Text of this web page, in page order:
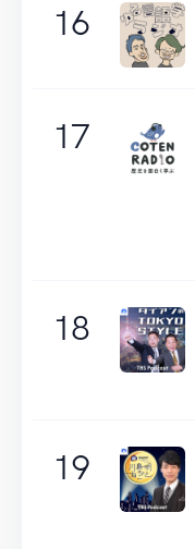
16
17
18
19